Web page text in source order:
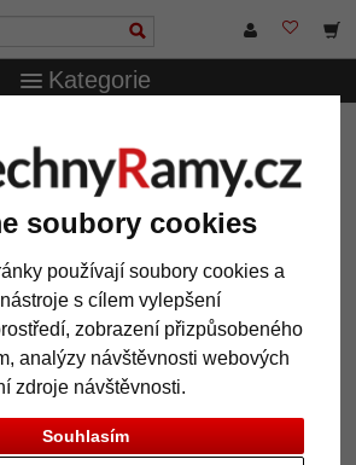
soubory cookies
používají soubory cookies a
s cílem vylepšení
zobrazení přizpůsobeného
analýzy návštěvnosti webových
zdroje návštěvnosti.
Souhlasím
Kategorie
na míru
Dijon vyrobený na